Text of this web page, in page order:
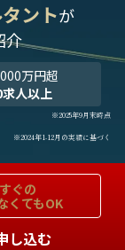
ントが
介
万円超
人以上
※2025年9月末時点
※2024年1-12月の実績に基づく
ぐの
くてもOK
し込む